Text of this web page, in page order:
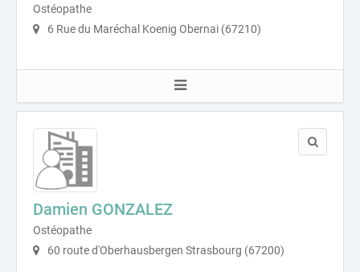
Ostéopathe
6 Rue du Maréchal Koenig Obernai (67210)
Damien GONZALEZ
Ostéopathe
60 route d'Oberhausbergen Strasbourg (67200)